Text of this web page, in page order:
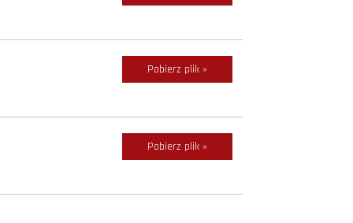
Pobierz plik »
Pobierz plik »